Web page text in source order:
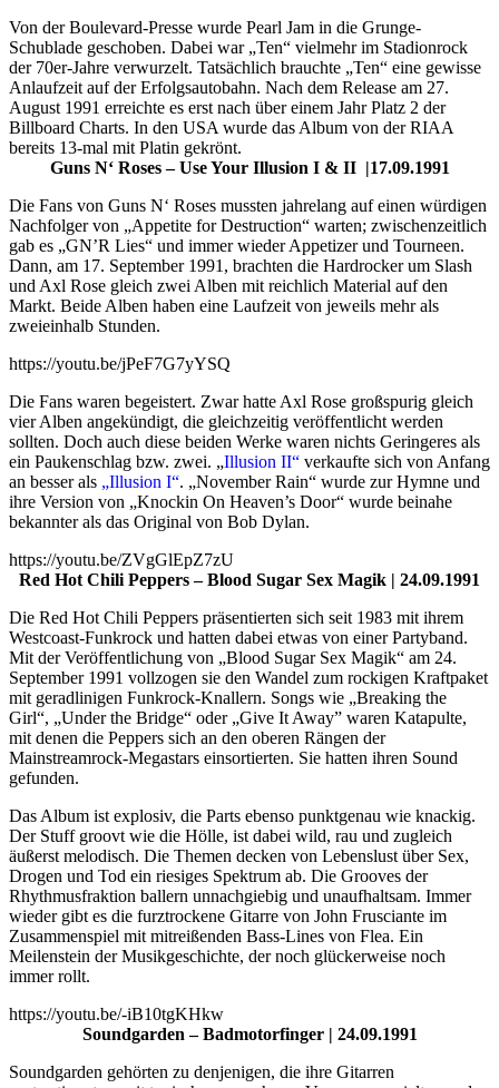
Von der Boulevard-Presse wurde Pearl Jam in die Grunge-
Schublade geschoben. Dabei war „Ten“ vielmehr im Stadionrock
der 70er-Jahre verwurzelt. Tatsächlich brauchte „Ten“ eine gewisse
Anlaufzeit auf der Erfolgsautobahn. Nach dem Release am 27.
August 1991 erreichte es erst nach über einem Jahr Platz 2 der
Billboard Charts. In den USA wurde das Album von der RIAA
bereits 13-mal mit Platin gekrönt.
Guns N‘ Roses – Use Your Illusion I & II |17.09.1991
Die Fans von Guns N‘ Roses mussten jahrelang auf einen würdigen
Nachfolger von „Appetite for Destruction“ warten; zwischenzeitlich
gab es „GN’R Lies“ und immer wieder Appetizer und Tourneen.
Dann, am 17. September 1991, brachten die Hardrocker um Slash
und Axl Rose gleich zwei Alben mit reichlich Material auf den
Markt. Beide Alben haben eine Laufzeit von jeweils mehr als
zweieinhalb Stunden.
https://youtu.be/jPeF7G7yYSQ
Die Fans waren begeistert. Zwar hatte Axl Rose großspurig gleich
vier Alben angekündigt, die gleichzeitig veröffentlicht werden
sollten. Doch auch diese beiden Werke waren nichts Geringeres als
ein Paukenschlag bzw. zwei. „Illusion II“ verkaufte sich von Anfang
an besser als „Illusion I“. „November Rain“ wurde zur Hymne und
ihre Version von „Knockin On Heaven’s Door“ wurde beinahe
bekannter als das Original von Bob Dylan.
https://youtu.be/ZVgGlEpZ7zU
Red Hot Chili Peppers – Blood Sugar Sex Magik | 24.09.1991
Die Red Hot Chili Peppers präsentierten sich seit 1983 mit ihrem
Westcoast-Funkrock und hatten dabei etwas von einer Partyband.
Mit der Veröffentlichung von „Blood Sugar Sex Magik“ am 24.
September 1991 vollzogen sie den Wandel zum rockigen Kraftpaket
mit geradlinigen Funkrock-Knallern. Songs wie „Breaking the
Girl“, „Under the Bridge“ oder „Give It Away” waren Katapulte,
mit denen die Peppers sich an den oberen Rängen der
Mainstreamrock-Megastars einsortierten. Sie hatten ihren Sound
gefunden.
Das Album ist explosiv, die Parts ebenso punktgenau wie knackig.
Der Stuff groovt wie die Hölle, ist dabei wild, rau und zugleich
äußerst melodisch. Die Themen decken von Lebenslust über Sex,
Drogen und Tod ein riesiges Spektrum ab. Die Grooves der
Rhythmusfraktion ballern unnachgiebig und unaufhaltsam. Immer
wieder gibt es die furztrockene Gitarre von John Frusciante im
Zusammenspiel mit mitreißenden Bass-Lines von Flea. Ein
Meilenstein der Musikgeschichte, der noch glückerweise noch
immer rollt.
https://youtu.be/-iB10tgKHkw
Soundgarden – Badmotorfinger | 24.09.1991
Soundgarden gehörten zu denjenigen, die ihre Gitarren